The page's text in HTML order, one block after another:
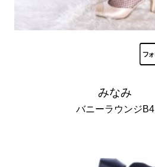
みなみ
バニーラウンジB4